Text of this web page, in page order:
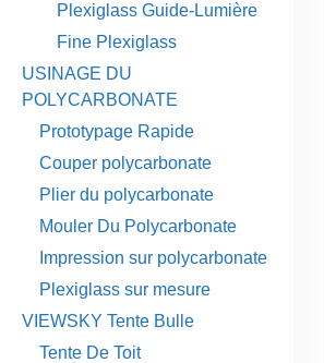
Plexiglass Guide-Lumière
Fine Plexiglass
USINAGE DU
POLYCARBONATE
Prototypage Rapide
Couper polycarbonate
Plier du polycarbonate
Mouler Du Polycarbonate
Impression sur polycarbonate
Plexiglass sur mesure
VIEWSKY Tente Bulle
Tente De Toit